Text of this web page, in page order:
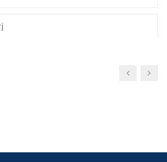
Meslek Eğitimi Programı